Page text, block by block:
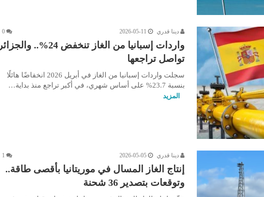
دينا قدري 2026-05-11
0
واردات إسبانيا من الغاز تنخفض 24%.. والجزائر
تواصل تراجعها
سجلت واردات إسبانيا من الغاز في أبريل 2026 انخفاضًا هائلًا
بنسبة 23.7% على أساس شهري، في أكبر تراجع منذ بداية…
المزيد
دينا قدري 2026-05-05
1
إنتاج الغاز المسال في موريتانيا بأقصى طاقة..
وتوقعات بتصدير 36 شحنة